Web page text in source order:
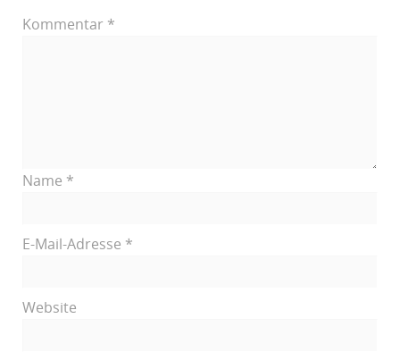
Kommentar *
Name *
E-Mail-Adresse *
Website